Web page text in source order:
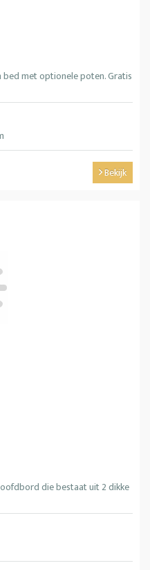
met optionele poten. Gratis
Bekijk
die bestaat uit 2 dikke